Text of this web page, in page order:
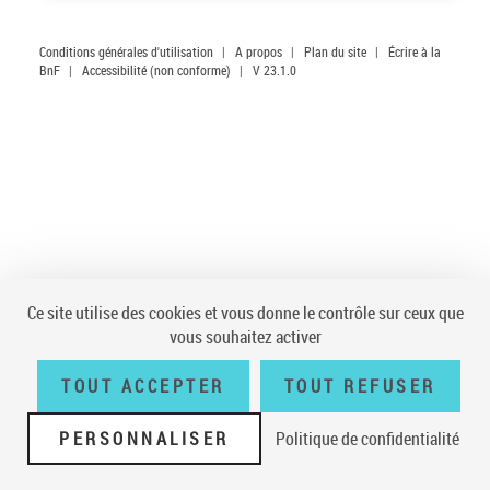
Conditions générales d'utilisation | A propos | Plan du site |
Écrire à la
BnF | Accessibilité (non conforme) | V 23.1.0
Ce site utilise des cookies et vous donne le contrôle sur ceux que
vous souhaitez activer
TOUT ACCEPTER TOUT REFUSER
PERSONNALISER Politique de confidentialité